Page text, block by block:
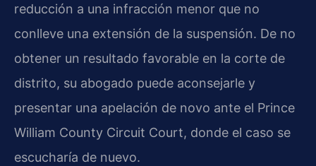
reducción a una infracción menor que no
conlleve una extensión de la suspensión. De no
obtener un resultado favorable en la corte de
distrito, su abogado puede aconsejarle y
presentar una apelación de novo ante el Prince
William County Circuit Court, donde el caso se
escucharía de nuevo.